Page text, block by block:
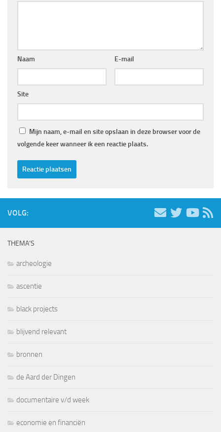
Naam E-mail
Site
Mijn naam, e-mail en site opslaan in deze browser voor de
volgende keer wanneer ik een reactie plaats.
VOLG:
THEMA’S
archeologie
ascentie
black projects
blijvend relevant
bronnen
de Aard der Dingen
documentaire v/d week
economie en financiën